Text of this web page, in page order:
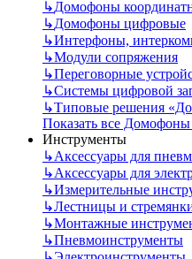
↳Домофоны
↳Домофоны цифровые
↳Интерфоны,
↳Модули сопряжения
↳Переговорные
↳Системы цифровой
↳Типовые решения
Показать все Домофоны
Инструменты
↳Аксессуары для
↳Аксессуары для
↳Измерительные
↳Лестницы и
↳Монтажные
↳Пневмоинструменты